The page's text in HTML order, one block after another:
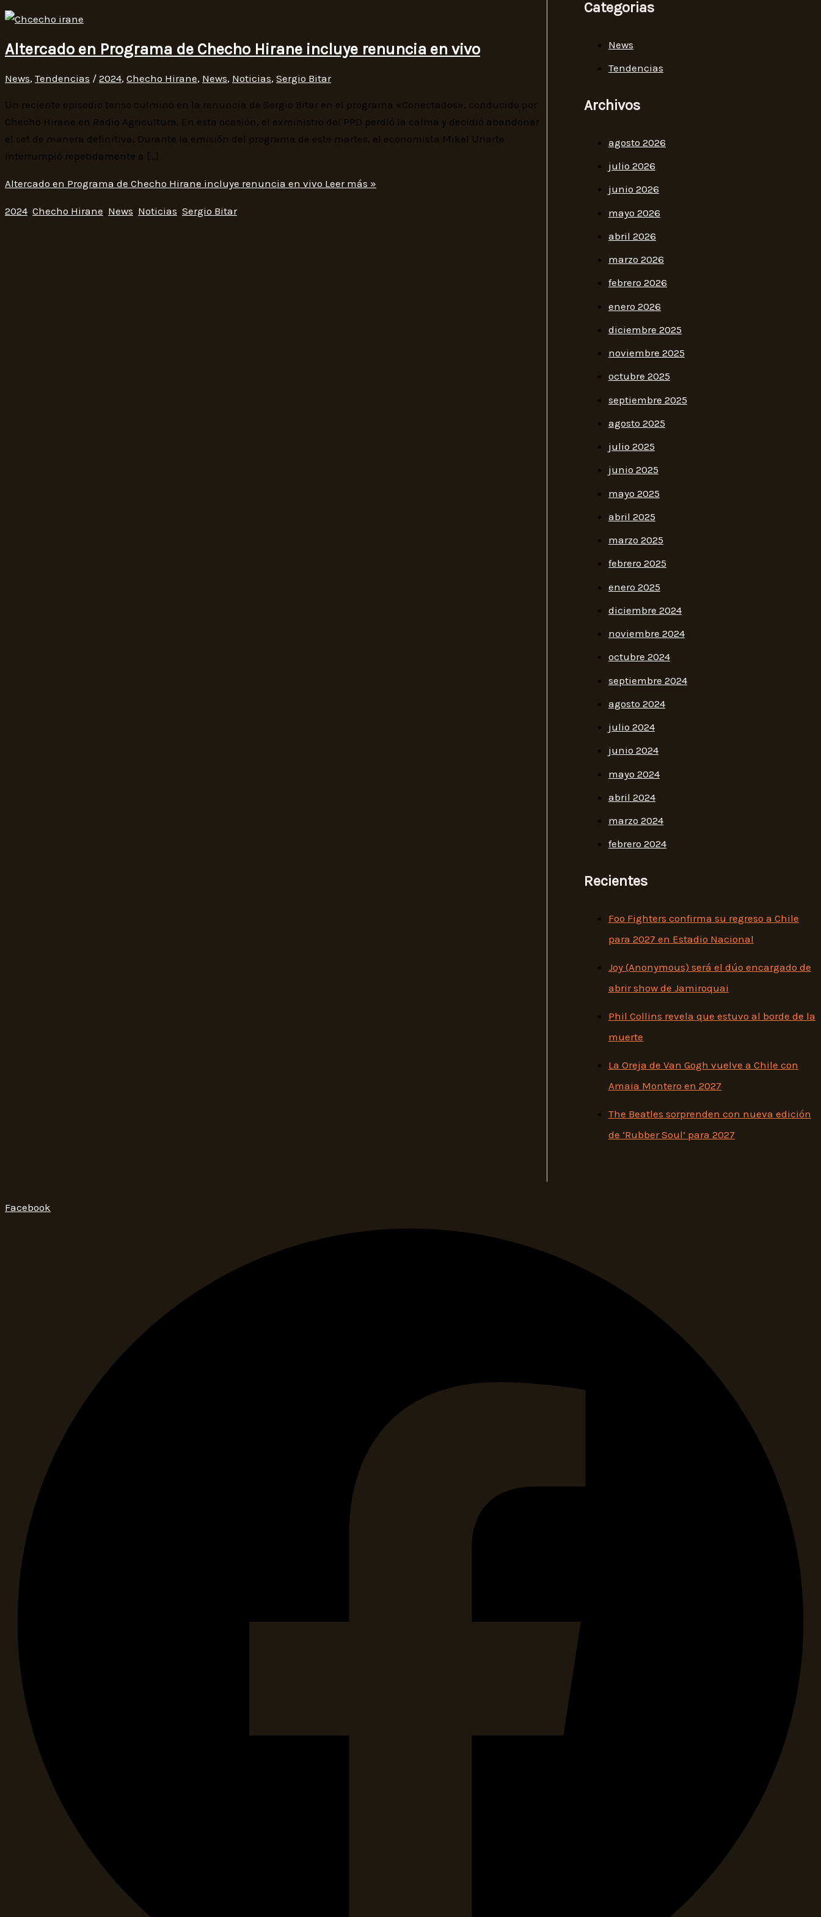
Altercado en Programa de Checho Hirane incluye renuncia en vivo
News, Tendencias / 2024, Checho Hirane, News, Noticias, Sergio Bitar
Un reciente episodio tenso culminó en la renuncia de Sergio Bitar en el programa «Conectados», conducido por
Checho Hirane en Radio Agricultura. En esta ocasión, el exministro del PPD perdió la calma y decidió abandonar
el set de manera definitiva. Durante la emisión del programa de este martes, el economista Mikel Uriarte
interrumpió repetidamente a […]
Altercado en Programa de Checho Hirane incluye renuncia en vivo Leer más »
2024, Checho Hirane, News, Noticias, Sergio Bitar
Categorias
News
Tendencias
Archivos
agosto 2026
julio 2026
junio 2026
mayo 2026
abril 2026
marzo 2026
febrero 2026
enero 2026
diciembre 2025
noviembre 2025
octubre 2025
septiembre 2025
agosto 2025
julio 2025
junio 2025
mayo 2025
abril 2025
marzo 2025
febrero 2025
enero 2025
diciembre 2024
noviembre 2024
octubre 2024
septiembre 2024
agosto 2024
julio 2024
junio 2024
mayo 2024
abril 2024
marzo 2024
febrero 2024
Recientes
Foo Fighters confirma su regreso a Chile
para 2027 en Estadio Nacional
Joy (Anonymous) será el dúo encargado de
abrir show de Jamiroquai
Phil Collins revela que estuvo al borde de la
muerte
La Oreja de Van Gogh vuelve a Chile con
Amaia Montero en 2027
The Beatles sorprenden con nueva edición
de ‘Rubber Soul’ para 2027
Facebook